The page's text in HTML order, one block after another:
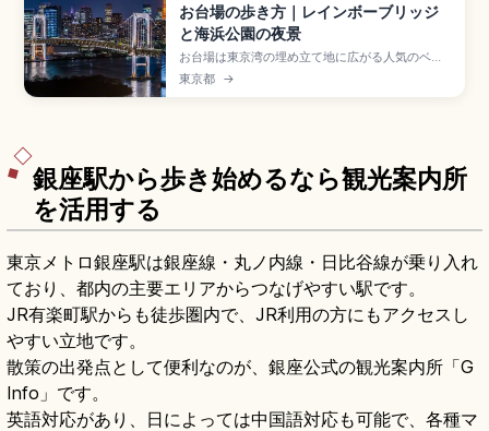
お台場の歩き方｜レインボーブリッジ
と海浜公園の夜景
お台場は東京湾の埋め立て地に広がる人気のベイ
エリアで、ショッピングや夜景、海辺の散策が楽
しめる東京観光のハイライト。レインボープロム
東京都 →
銀座駅から歩き始めるなら観光案内所
を活用する
東京メトロ銀座駅は銀座線・丸ノ内線・日比谷線が乗り入れ
ており、都内の主要エリアからつなげやすい駅です。
JR有楽町駅からも徒歩圏内で、JR利用の方にもアクセスし
やすい立地です。
散策の出発点として便利なのが、銀座公式の観光案内所「G
Info」です。
英語対応があり、日によっては中国語対応も可能で、各種マ